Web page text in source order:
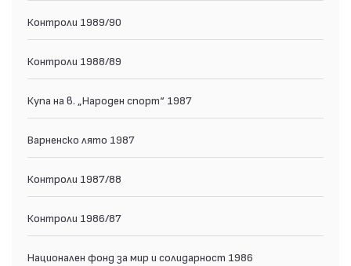
Контроли 1989/90
Контроли 1988/89
Купа на в. „Народен спорт“ 1987
Варненско лято 1987
Контроли 1987/88
Контроли 1986/87
Национален фонд за мир и солидарност 1986